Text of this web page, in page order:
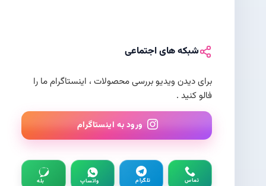
شبکه های اجتماعی
برای دیدن ویدیو بررسی محصولات ، اینستاگرام ما را
فالو کنید .
ورود به اینستاگرام
تماس تلگرام واتساپ بله